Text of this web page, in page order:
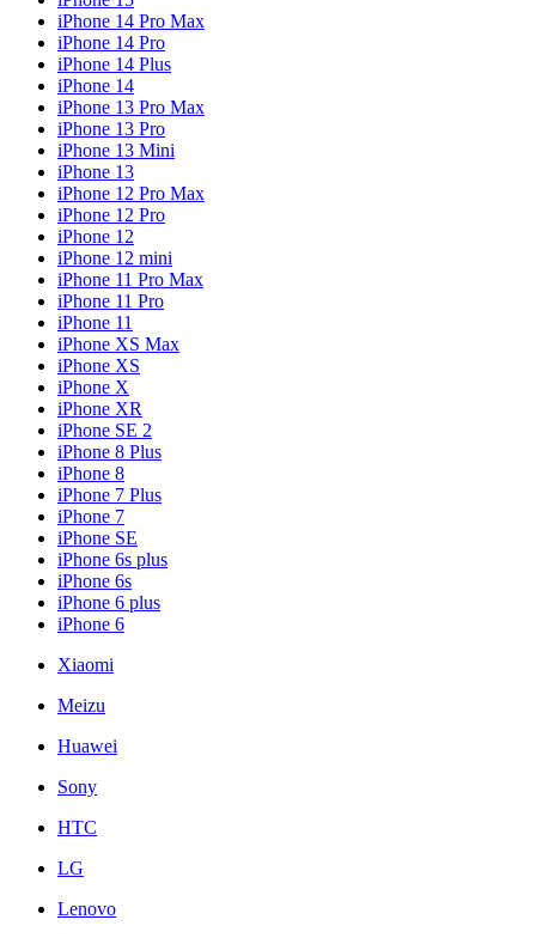
iPhone 14 Pro Max
iPhone 14 Pro
iPhone 14 Plus
iPhone 14
iPhone 13 Pro Max
iPhone 13 Pro
iPhone 13 Mini
iPhone 13
iPhone 12 Pro Max
iPhone 12 Pro
iPhone 12
iPhone 12 mini
iPhone 11 Pro Max
iPhone 11 Pro
iPhone 11
iPhone XS Max
iPhone XS
iPhone X
iPhone XR
iPhone SE 2
iPhone 8 Plus
iPhone 8
iPhone 7 Plus
iPhone 7
iPhone SE
iPhone 6s plus
iPhone 6s
iPhone 6 plus
iPhone 6
Xiaomi
Meizu
Huawei
Sony
HTC
LG
Lenovo